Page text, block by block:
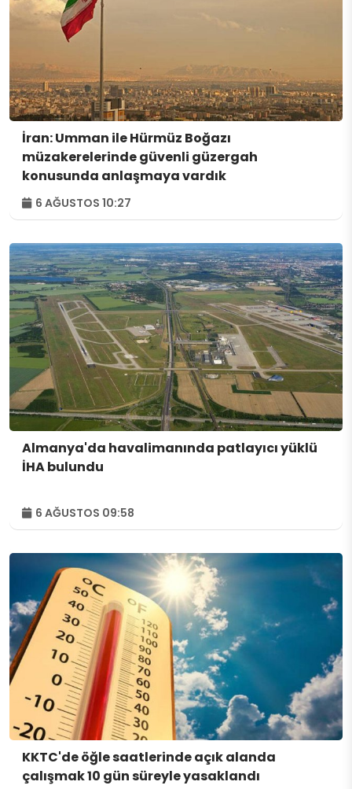
İran: Umman ile Hürmüz Boğazı
müzakerelerinde güvenli güzergah
konusunda anlaşmaya vardık
6 AĞUSTOS 10:27
Almanya'da havalimanında patlayıcı yüklü
İHA bulundu
6 AĞUSTOS 09:58
KKTC'de öğle saatlerinde açık alanda
çalışmak 10 gün süreyle yasaklandı